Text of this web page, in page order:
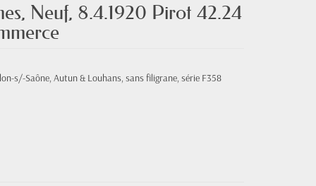
Neuf, 8.4.1920 Pirot 42.24
s/-Saône, Autun & Louhans, sans filigrane, série F358